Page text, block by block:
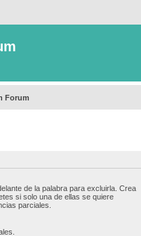
Forum
de la palabra para excluirla. Crea
si solo una de ellas se quiere
parciales.